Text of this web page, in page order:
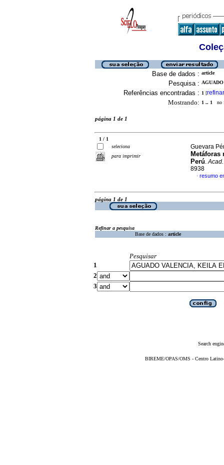
Base de dados : article
Pesquisa :
Referências encontradas : 1 [refinar
Mostrando: 1 .. 1 no
página 1 de 1
1 / 1
seleciona
para imprimir
Guevara
Metáforas
Perú.
8938
· resumo
página 1 de 1
Refinar a pesquisa
Base de dados : article
Pesquisar
1
2
3
Search
BIREME/OPAS/OMS - Centro Latino-